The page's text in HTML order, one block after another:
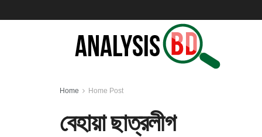
Home Home Post
বেহায়া ছাত্রলীগ